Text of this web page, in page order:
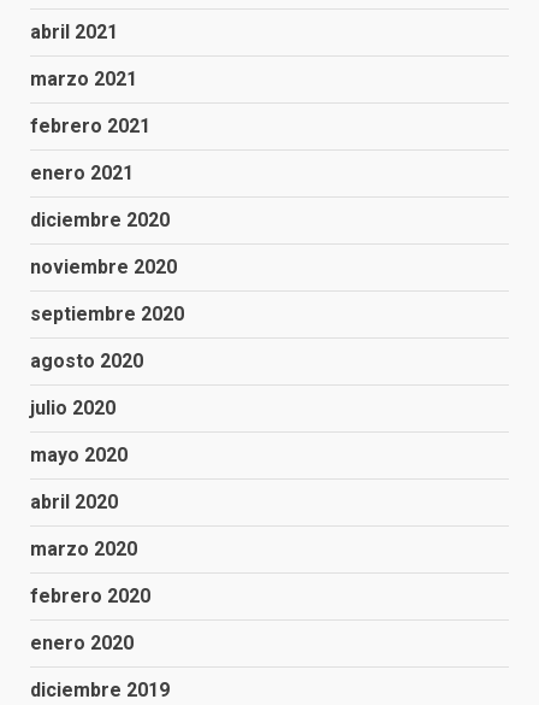
abril 2021
marzo 2021
febrero 2021
enero 2021
diciembre 2020
noviembre 2020
septiembre 2020
agosto 2020
julio 2020
mayo 2020
abril 2020
marzo 2020
febrero 2020
enero 2020
diciembre 2019